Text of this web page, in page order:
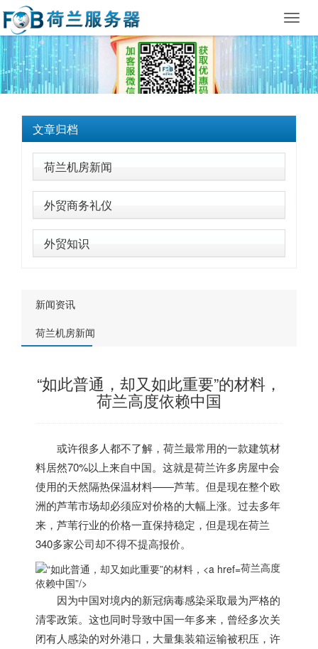
文章归档
荷兰机房新闻
外贸商务礼仪
外贸知识
新闻资讯
荷兰机房新闻
“如此普通，却又如此重要”的材料，
荷兰高度依赖中国
或许很多人都不了解， 荷兰最常用的一款建筑材
料居然70%以上来自中国。这就是荷兰许多房屋中会
使用的天然隔热保温材料——芦苇。但是现在整个欧
洲的芦苇市场却必须应对价格的大幅上涨。过去多年
来，芦苇行业的价格一直保持稳定，但是现在荷兰
340多家公司却不得不提高报价。
荷兰高度
依赖中国”/>
因为中国对境内的新冠病毒感染采取最为严格的
清零政策。这也同时导致中国一年多来，曾经多次关
闭有人感染的对外港口，大量集装箱运输被积压，许